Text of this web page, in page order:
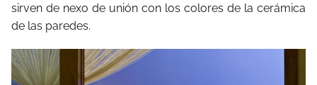
sirven de nexo de unión con los colores de la cerámica
de las paredes.